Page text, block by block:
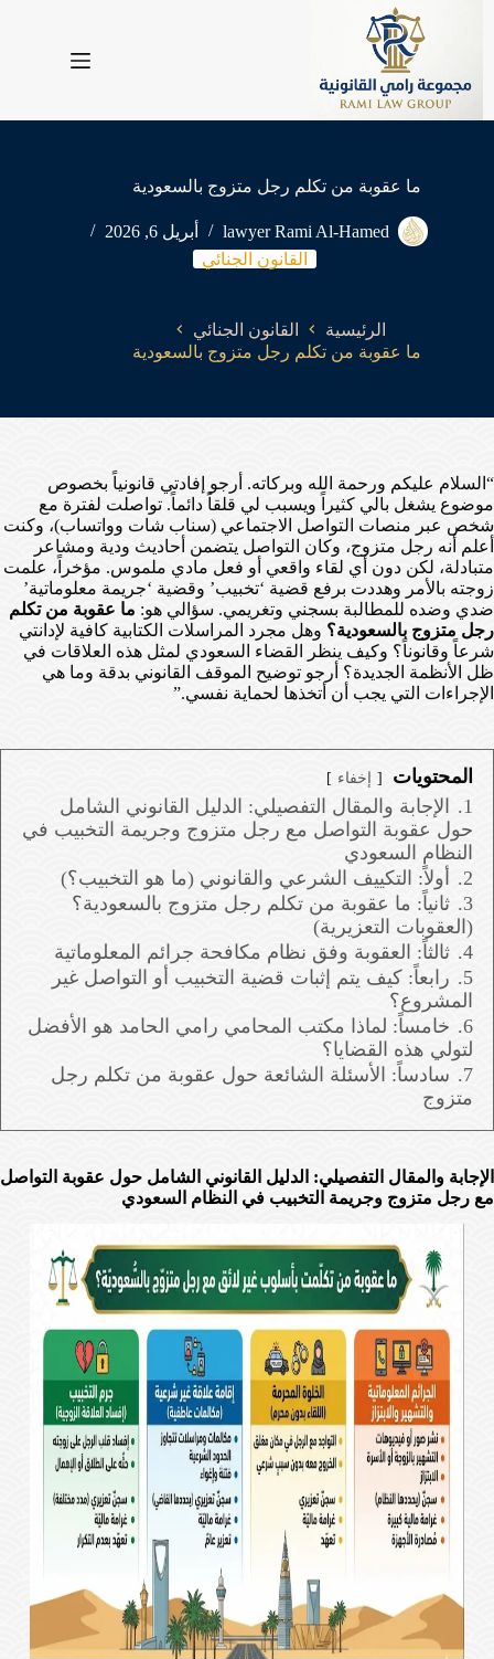
ما عقوبة من تكلم رجل متزوج بالسعودية
lawyer Rami Al-Hamed
أبريل 6, 2026
القانون الجنائي
الرئيسية
القانون الجنائي
ما عقوبة من تكلم رجل متزوج بالسعودية
“السلام عليكم ورحمة الله وبركاته. أرجو إفادتي قانونياً بخصوص
موضوع يشغل بالي كثيراً ويسبب لي قلقاً دائماً. تواصلت لفترة مع
شخص عبر منصات التواصل الاجتماعي (سناب شات وواتساب)، وكنت
أعلم أنه رجل متزوج، وكان التواصل يتضمن أحاديث ودية ومشاعر
متبادلة، لكن دون أي لقاء واقعي أو فعل مادي ملموس. مؤخراً، علمت
زوجته بالأمر وهددت برفع قضية ‘تخبيب’ وقضية ‘جريمة معلوماتية’
ضدي وضده للمطالبة بسجني وتغريمي. سؤالي هو: ما عقوبة من تكلم
رجل متزوج بالسعودية؟ وهل مجرد المراسلات الكتابية كافية لإدانتي
شرعاً وقانوناً؟ وكيف ينظر القضاء السعودي لمثل هذه العلاقات في
ظل الأنظمة الجديدة؟ أرجو توضيح الموقف القانوني بدقة وما هي
الإجراءات التي يجب أن أتخذها لحماية نفسي.”
المحتويات إخفاء
1.
الإجابة والمقال التفصيلي: الدليل القانوني الشامل
حول عقوبة التواصل مع رجل متزوج وجريمة التخبيب في
النظام السعودي
2.
أولاً: التكييف الشرعي والقانوني (ما هو التخبيب؟)
3. ثانياً: ما عقوبة من تكلم رجل متزوج بالسعودية؟
(العقوبات التعزيرية)
4. ثالثاً: العقوبة وفق نظام مكافحة جرائم المعلوماتية
5.
رابعاً: كيف يتم إثبات قضية التخبيب أو التواصل غير
المشروع؟
6.
خامساً: لماذا مكتب المحامي رامي الحامد هو الأفضل
لتولي هذه القضايا؟
7.
سادساً: الأسئلة الشائعة حول عقوبة من تكلم رجل
متزوج
الإجابة والمقال التفصيلي: الدليل القانوني الشامل حول عقوبة التواصل
مع رجل متزوج وجريمة التخبيب في النظام السعودي